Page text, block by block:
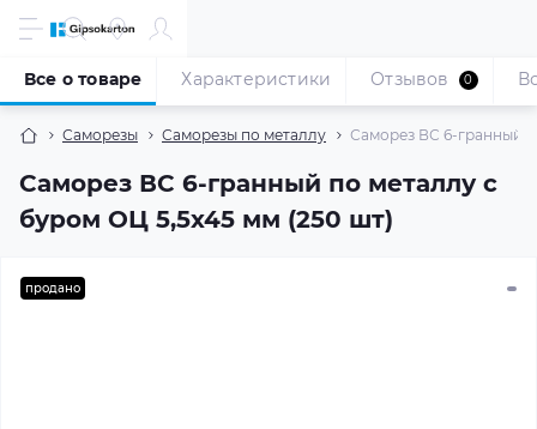
Саморезы Саморезы по металлу Саморез ВС 6-гранный
Саморез ВС 6-гранный по металлу с
буром ОЦ 5,5x45 мм (250 шт)
Все о товаре Характеристики Отзывов 0
продано